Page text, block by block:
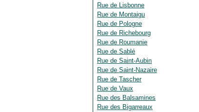
Rue de Lisbonne
Rue de Montaigu
Rue de Pologne
Rue de Richebourg
Rue de Roumanie
Rue de Sablé
Rue de Saint-Aubin
Rue de Saint-Nazaire
Rue de Tascher
Rue de Vaux
Rue des Balsamines
Rue des Bigarreaux